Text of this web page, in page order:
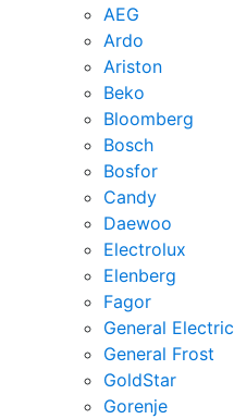
AEG
Ardo
Ariston
Beko
Bloomberg
Bosch
Bosfor
Candy
Daewoo
Electrolux
Elenberg
Fagor
General Electric
General Frost
GoldStar
Gorenje